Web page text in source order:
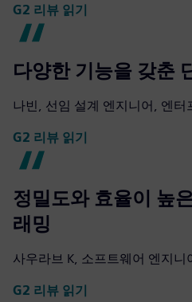
G2 리뷰 읽기
다양한 기능을 갖춘
나빈, 선임 설계 엔지니어, 엔터
G2 리뷰 읽기
정밀도와 효율이 높
래밍
사우라브 K, 소프트웨어 엔지
G2 리뷰 읽기